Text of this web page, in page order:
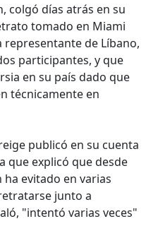
colgó días atrás en su
tomado en Miami
de Líbano,
participantes, y que
en su país dado que
técnicamente en
publicó en su cuenta
que explicó que desde
evitado en varias
junto a
"intentó varias veces"